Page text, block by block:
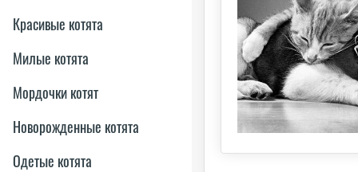
Красивые котята
Милые котята
Мордочки котят
Новорожденные котята
Одетые котята